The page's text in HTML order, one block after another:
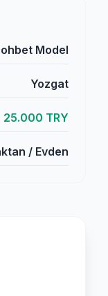
Model
Yozgat
25.000 TRY
/ Evden